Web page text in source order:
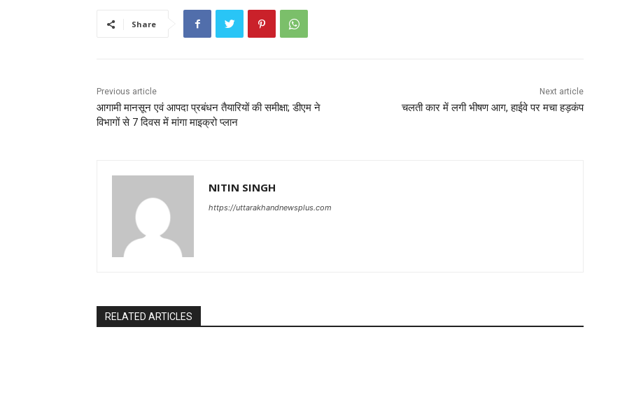
Share
Previous article
आगामी मानसून एवं आपदा प्रबंधन तैयारियों की समीक्षा; डीएम ने
विभागों से 7 दिवस में मांगा माइक्रो प्लान
Next article
चलती कार में लगी भीषण आग, हाईवे पर मचा हड़कंप
NITIN SINGH
https://uttarakhandnewsplus.com
RELATED ARTICLES